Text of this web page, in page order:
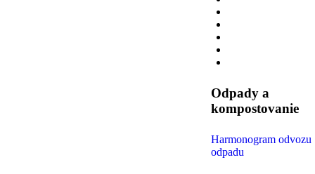
Odpady a
kompostovanie
Harmonogram odvozu
odpadu